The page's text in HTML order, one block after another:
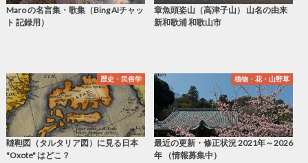
Maro の名言集・歌集（Bing AIチャッ
ト 記録用）
章魚頭姿山（高津子山） 山名の由来
新和歌浦 和歌山市
歴史・民俗学
韃靼図（タルタリア図）に見る日本
"Oxote" はどこ？
植物・花・山野草
最近の更新・修正状況 2021年～2026
年 （情報募集中）